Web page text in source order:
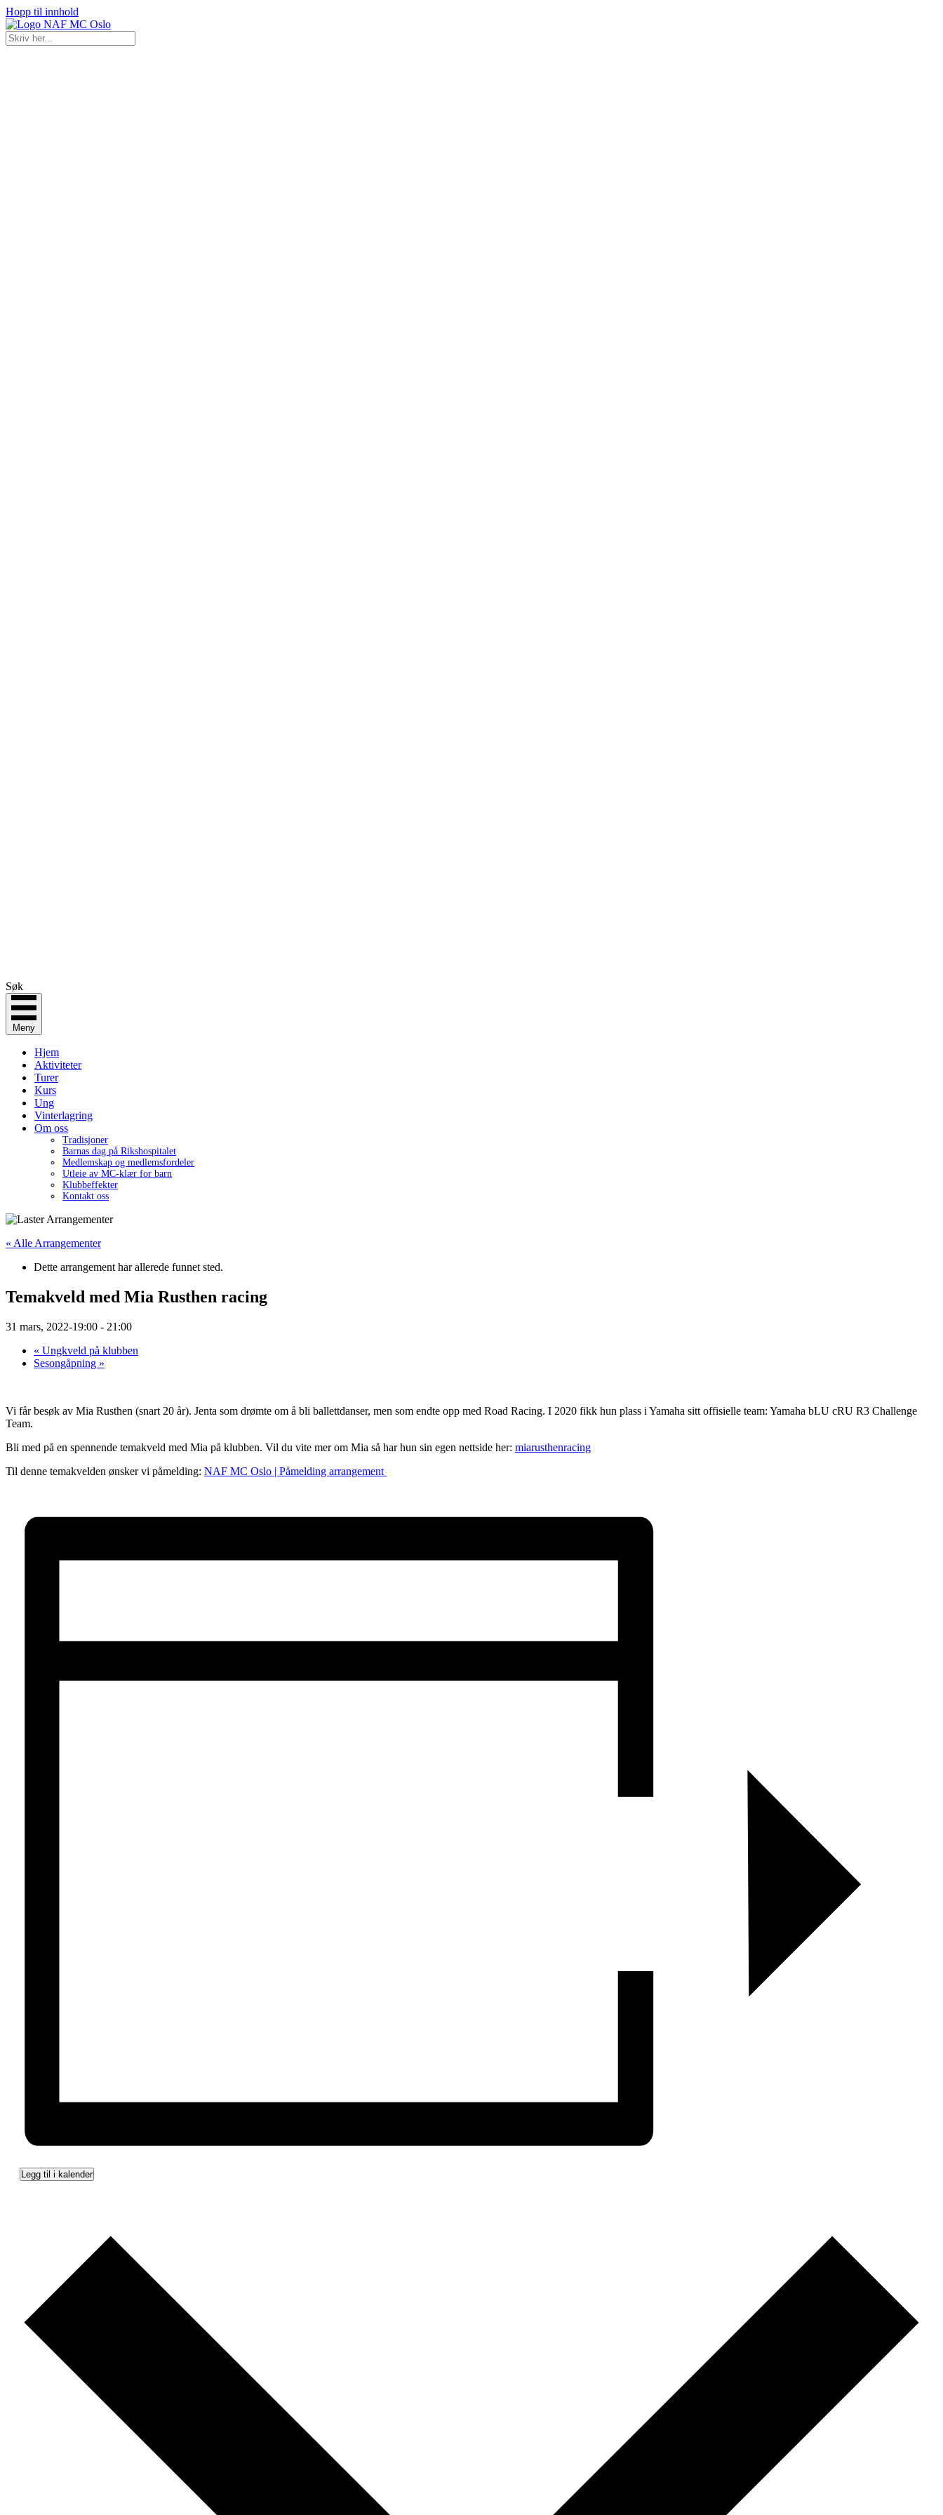
Hopp til innhold
Søk
Meny
Hjem
Aktiviteter
Turer
Kurs
Ung
Vinterlagring
Om oss
Tradisjoner
Barnas dag på Rikshospitalet
Medlemskap og medlemsfordeler
Utleie av MC-klær for barn
Klubbeffekter
Kontakt oss
« Alle Arrangementer
Dette arrangement har allerede funnet sted.
Temakveld med Mia Rusthen racing
31 mars, 2022-19:00 - 21:00
« Ungkveld på klubben
Sesongåpning »
Vi får besøk av Mia Rusthen (snart 20 år). Jenta som drømte om å bli ballettdanser, men som endte opp med Road Racing. I 2020 fikk hun plass i Yamaha sitt offisielle team: Yamaha bLU cRU R3 Challenge
Team.
Bli med på en spennende temakveld med Mia på klubben. Vil du vite mer om Mia så har hun sin egen nettside her: miarusthenracing
Til denne temakvelden ønsker vi påmelding: NAF MC Oslo | Påmelding arrangement
Legg til i kalender